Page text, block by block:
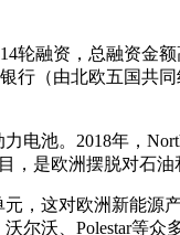
轮融资，总融资
行（由北欧五国共
电池。2018年，
，是欧洲摆脱对石
，这对欧洲新能
尔沃、Polestar等